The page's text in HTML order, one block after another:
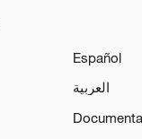
Español
العربية